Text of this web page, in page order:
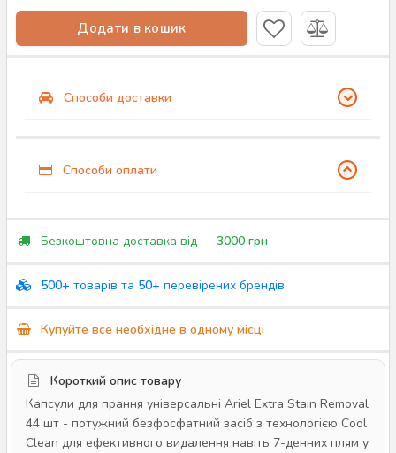
Додати в кошик
Способи доставки
Способи оплати
Безкоштовна доставка від — 3000 грн
500+ товарів та 50+ перевірених брендів
Купуйте все необхідне в одному місці
Короткий опис товару
Капсули для прання універсальні Ariel Extra Stain Removal
44 шт - потужний безфосфатний засіб з технологією Cool
Clean для ефективного видалення навіть 7-денних плям у